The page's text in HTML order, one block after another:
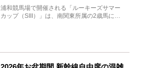
馬と見どころをチェック
浦和競馬場で開催される「ルーキーズサマー
カップ（SIII）」は、南関東所属の2歳馬によ